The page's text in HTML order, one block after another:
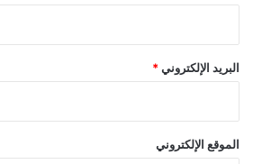
البريد الإلكتروني *
الموقع الإلكتروني